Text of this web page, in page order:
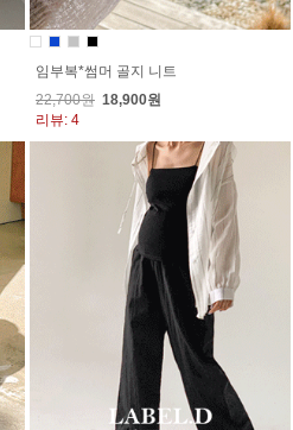
임부복*썸머 골지 니트
22,700원 18,900원
리뷰: 4